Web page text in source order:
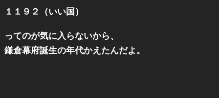
１１９２（いい国）
ってのが気に入らないから、
鎌倉幕府誕生の年代かえたんだよ。